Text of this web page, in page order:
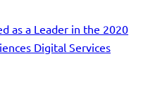
as a Leader in the 2020
Digital Services